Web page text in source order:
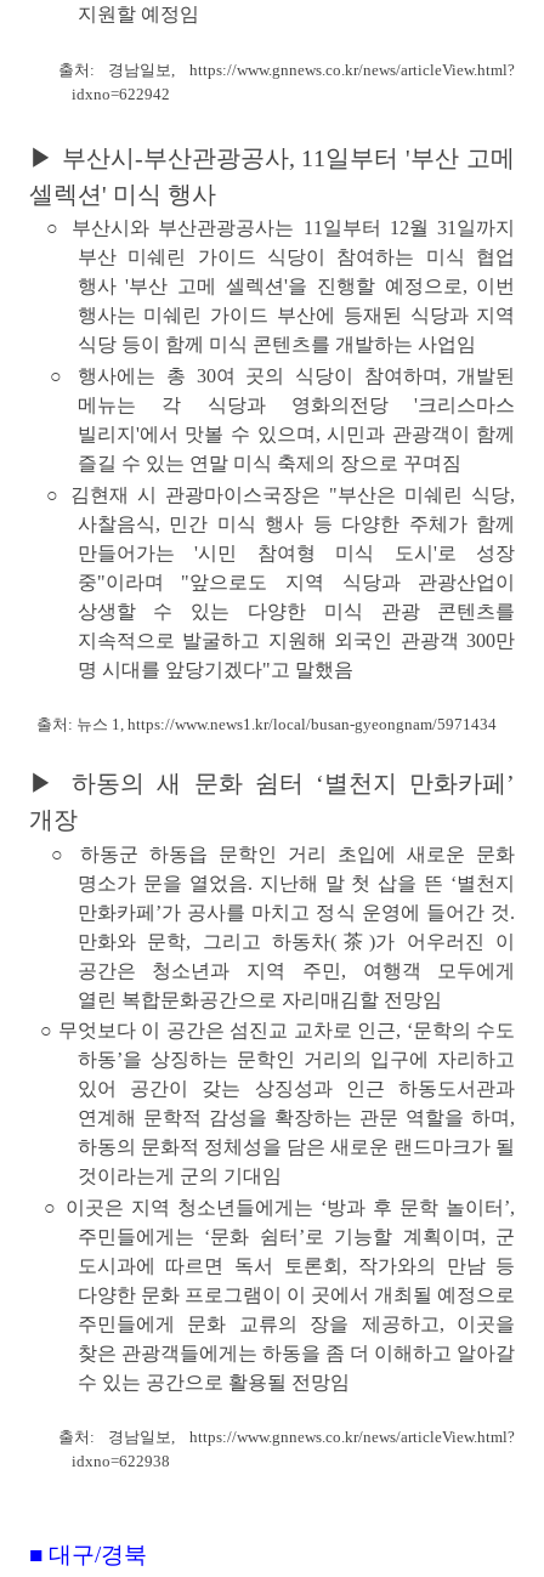
지원할 예정임
출처: 경남일보,https://www.gnnews.co.kr/news/articleView.html?
idxno=622942
▶ 부산시-부산관광공사, 11일부터 '부산 고메
셀렉션' 미식 행사
○ 부산시와 부산관광공사는 11일부터 12월 31일까지
부산 미쉐린 가이드 식당이 참여하는 미식 협업
행사'부산 고메 셀렉션'을 진행할 예정으로, 이번
행사는 미쉐린 가이드 부산에 등재된 식당과 지역
식당 등이 함께 미식 콘텐츠를 개발하는 사업임
○ 행사에는 총 30여 곳의 식당이 참여하며, 개발된
메뉴는 각 식당과 영화의전당 '크리스마스
빌리지'에서 맛볼 수 있으며, 시민과 관광객이 함께
즐길 수 있는 연말 미식 축제의 장으로 꾸며짐
○ 김현재 시 관광마이스국장은 "부산은 미쉐린 식당,
사찰음식, 민간 미식 행사 등 다양한 주체가 함께
만들어가는 '시민 참여형 미식 도시'로 성장
중"이라며 "앞으로도 지역 식당과 관광산업이
상생할 수 있는 다양한 미식 관광 콘텐츠를
지속적으로 발굴하고 지원해 외국인 관광객 300만
명 시대를 앞당기겠다"고 말했음
출처: 뉴스 1, https://www.news1.kr/local/busan-gyeongnam/5971434
▶ 하동의 새 문화 쉼터 ‘별천지 만화카페’
개장
○ 하동군 하동읍 문학인 거리 초입에 새로운 문화
명소가 문을 열었음. 지난해 말 첫 삽을 뜬 ‘별천지
만화카페’가 공사를 마치고 정식 운영에 들어간 것.
만화와 문학, 그리고 하동차(茶)가 어우러진 이
공간은 청소년과 지역 주민, 여행객 모두에게
열린 복합문화공간으로 자리매김할 전망임
○ 무엇보다 이 공간은 섬진교 교차로 인근, ‘문학의 수도
하동’을 상징하는 문학인 거리의 입구에 자리하고
있어 공간이 갖는 상징성과 인근 하동도서관과
연계해 문학적 감성을 확장하는 관문 역할을 하며,
하동의 문화적 정체성을 담은 새로운 랜드마크가 될
것이라는게 군의 기대임
○ 이곳은 지역 청소년들에게는 ‘방과 후 문학 놀이터’,
주민들에게는 ‘문화 쉼터’로 기능할 계획이며, 군
도시과에 따르면 독서 토론회, 작가와의 만남 등
다양한 문화 프로그램이 이 곳에서 개최될 예정으로
주민들에게 문화 교류의 장을 제공하고, 이곳을
찾은 관광객들에게는 하동을 좀 더 이해하고 알아갈
수 있는 공간으로 활용될 전망임
출처: 경남일보,https://www.gnnews.co.kr/news/articleView.html?
idxno=622938
■ 대구/경북